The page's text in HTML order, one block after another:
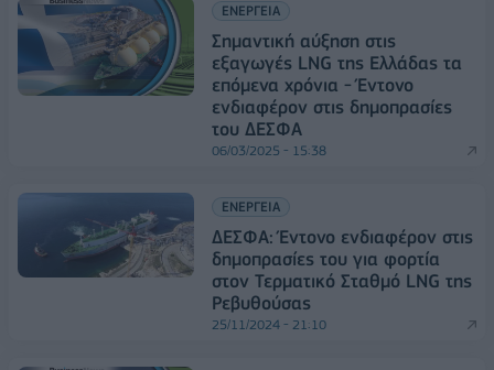
ΕΝΕΡΓΕΙΑ
Σημαντική αύξηση στις
εξαγωγές LNG της Ελλάδας τα
επόμενα χρόνια - Έντονο
ενδιαφέρον στις δημοπρασίες
του ΔΕΣΦΑ
06/03/2025 - 15:38
ΕΝΕΡΓΕΙΑ
ΔΕΣΦΑ: Έντονο ενδιαφέρον στις
δημοπρασίες του για φορτία
στον Τερματικό Σταθμό LNG της
Ρεβυθούσας
25/11/2024 - 21:10